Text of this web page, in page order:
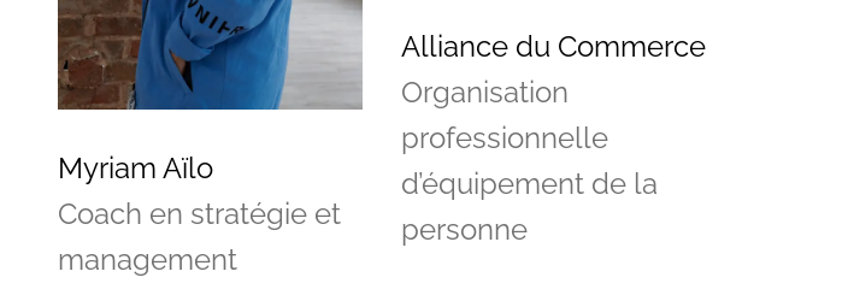
Myriam Aïlo
Coach en stratégie et
management
Alliance du Commerce
Organisation
professionnelle
d’équipement de la
personne